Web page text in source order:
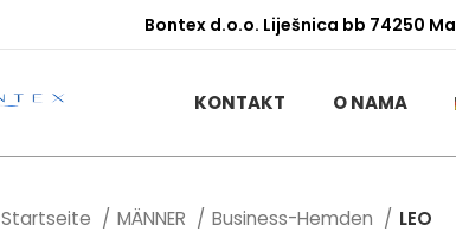
Bontex d.o.o. Liješnica bb 74250
KONTAKT O NAMA
Startseite MÄNNER Business-Hemden LEO